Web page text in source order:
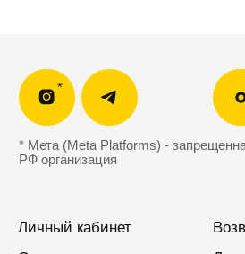
Я соглашаюсь получать рекламные
рассылки на условиях
и